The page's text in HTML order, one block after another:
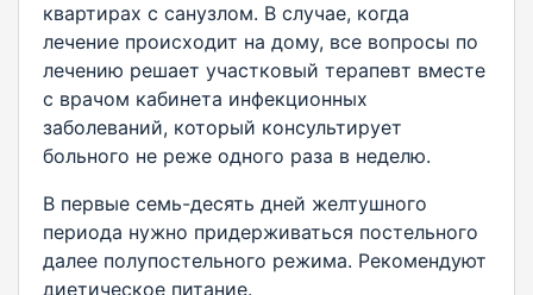
квартирах с санузлом. В случае, когда
лечение происходит на дому, все вопросы по
лечению решает участковый терапевт вместе
с врачом кабинета инфекционных
заболеваний, который консультирует
больного не реже одного раза в неделю.
В первые семь-десять дней желтушного
периода нужно придерживаться постельного
далее полупостельного режима. Рекомендуют
диетическое питание.